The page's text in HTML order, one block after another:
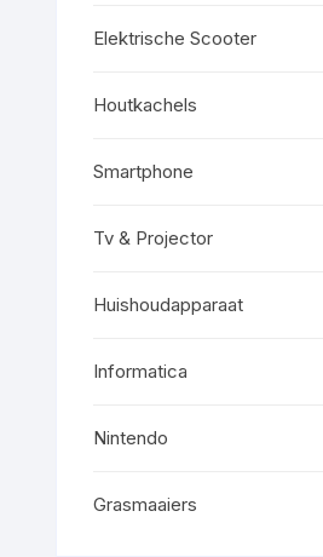
Elektrische Scooter
Houtkachels
Smartphone
Tv & Projector
Huishoudapparaat
Informatica
Nintendo
Grasmaaiers